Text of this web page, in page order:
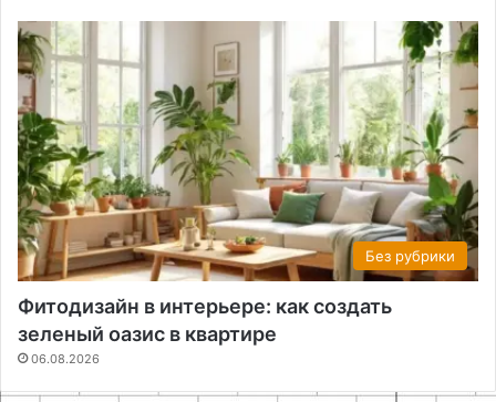
Без рубрики
Фитодизайн в интерьере: как создать
зеленый оазис в квартире
06.08.2026